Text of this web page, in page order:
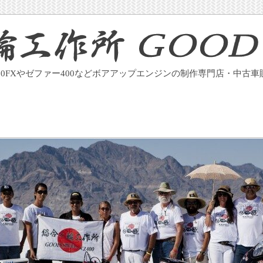
やゼファー400などボアアップエンジンの制作専門店・中古車